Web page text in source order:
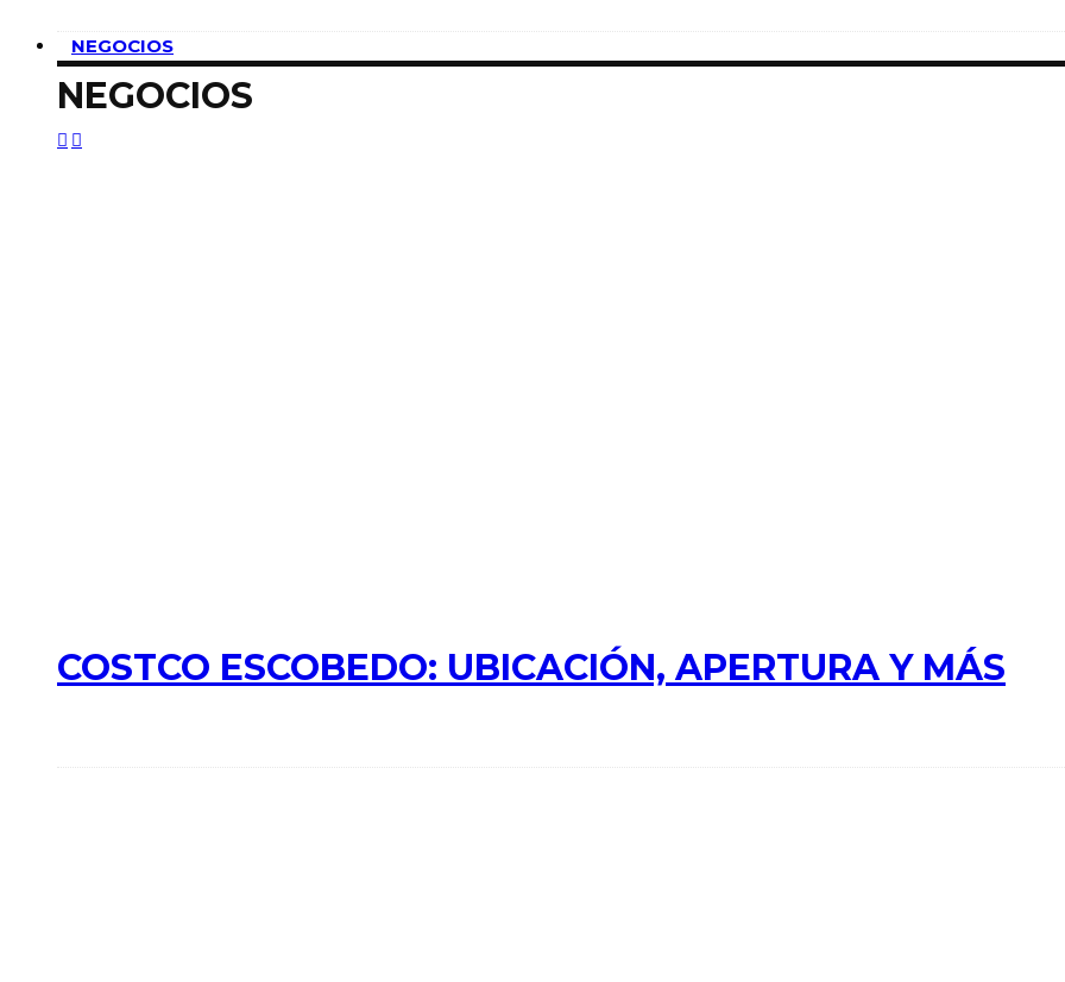
NEGOCIOS
NEGOCIOS
COSTCO ESCOBEDO: UBICACIÓN, APERTURA Y MÁS